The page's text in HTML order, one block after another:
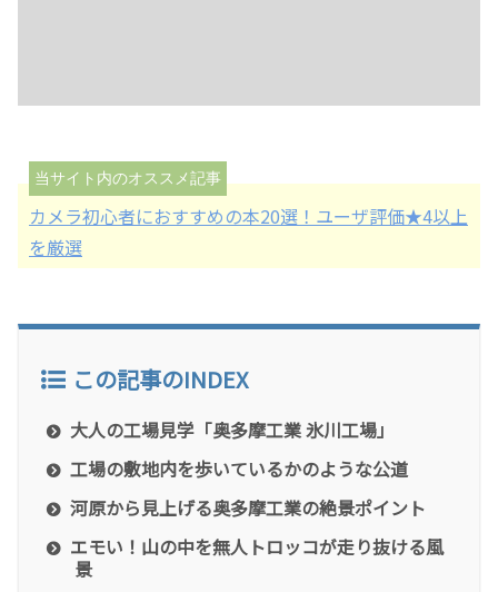
カメラ初心者におすすめの本20選！ユーザ評価★4以上
を厳選
この記事のINDEX
大人の工場見学「奥多摩工業 氷川工場」
工場の敷地内を歩いているかのような公道
河原から見上げる奥多摩工業の絶景ポイント
エモい！山の中を無人トロッコが走り抜ける風
景